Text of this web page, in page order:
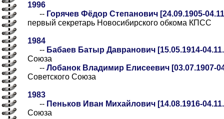
1996
-- Горячев Фёдор Степанович [24.09.1905-
первый секретарь Новосибирского обкома КПСС
1984
-- Бабаев Батыр Давранович [15.05.1914-
Союза
-- Лобанок Владимир Елисеевич [03.07.1907-
Советского Союза
1983
-- Пеньков Иван Михайлович [14.08.1916-
Союза